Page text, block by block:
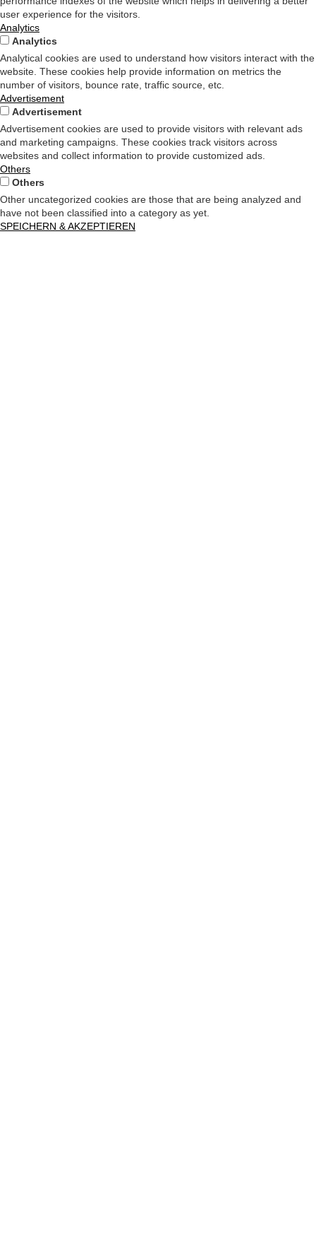
user experience for the visitors.
Analytics
Analytics
Analytical cookies are used to understand how visitors interact with the
website. These cookies help provide information on metrics the
number of visitors, bounce rate, traffic source, etc.
Advertisement
Advertisement
Advertisement cookies are used to provide visitors with relevant ads
and marketing campaigns. These cookies track visitors across
websites and collect information to provide customized ads.
Others
Others
Other uncategorized cookies are those that are being analyzed and
have not been classified into a category as yet.
SPEICHERN & AKZEPTIEREN